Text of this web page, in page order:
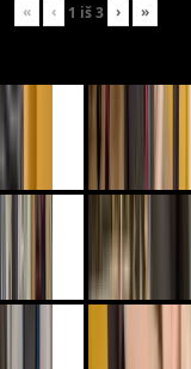
« ‹ 1 iš3 › »